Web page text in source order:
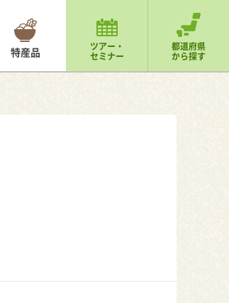
特産品 ツアー・
セミナー
都道府県
から探す